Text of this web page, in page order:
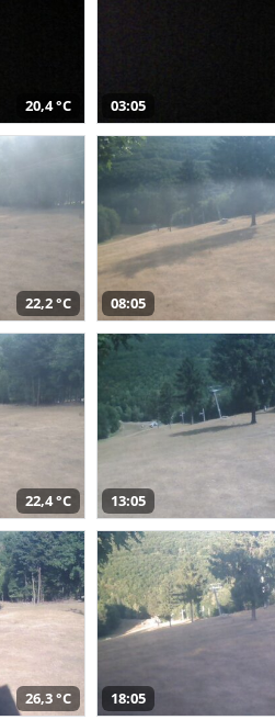
20,4 °C 03:05
22,2 °C 08:05
22,4 °C 13:05
26,3 °C 18:05